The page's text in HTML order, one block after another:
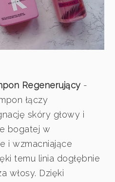
Regenerujący -
łączy
skóry głowy i
bogatej w
i wzmacniające
temu linia dogłębnie
włosy. Dzięki